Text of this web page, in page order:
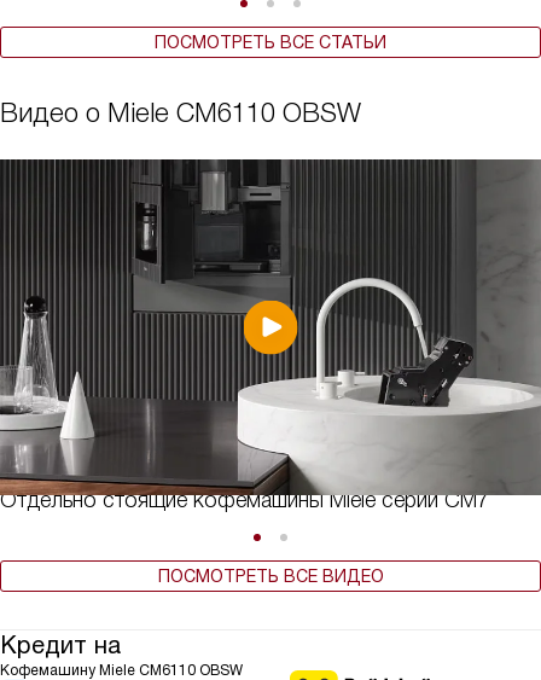
ПОСМОТРЕТЬ ВСЕ СТАТЬИ
Видео о Miele CM6110 OBSW
Отдельно стоящие кофемашины Miele серии CM7
ПОСМОТРЕТЬ ВСЕ ВИДЕО
Кредит на
Кофемашину Miele CM6110 OBSW